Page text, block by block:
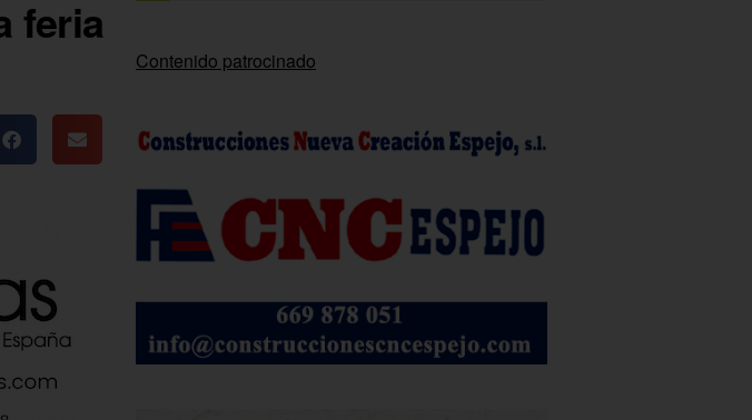
feria
Contenido patrocinado